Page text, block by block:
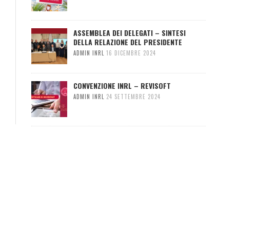
ASSEMBLEA DEI DELEGATI – SINTESI
DELLA RELAZIONE DEL PRESIDENTE
ADMIN INRL 16 DICEMBRE 2024
CONVENZIONE INRL – REVISOFT
ADMIN INRL 24 SETTEMBRE 2024